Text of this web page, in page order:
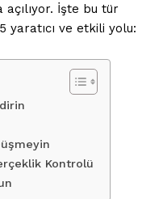
açılıyor. İşte bu tür
yaratıcı ve etkili yolu:
Kontrolü